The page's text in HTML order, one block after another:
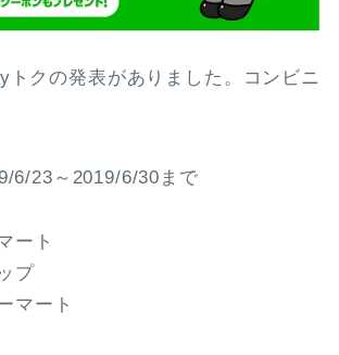
トクの発表がありました。コンビニ
6/23～2019/6/30まで
ート
プ
マート